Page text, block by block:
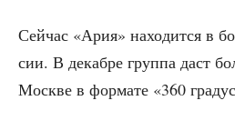
Сей­час «Ария» нахо­дит­ся в
сии. В декаб­ре груп­па даст
Москве в фор­ма­те «360